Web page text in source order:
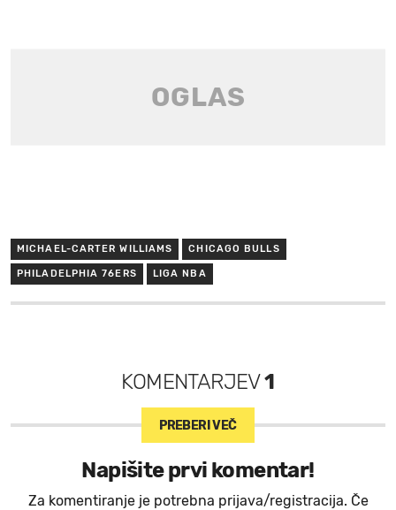
MICHAEL-CARTER WILLIAMS CHICAGO BULLS
PHILADELPHIA 76ERS LIGA NBA
KOMENTARJEV1
PREBERI VEČ
Napišite prvi komentar!
Za komentiranje je potrebna prijava/registracija. Če